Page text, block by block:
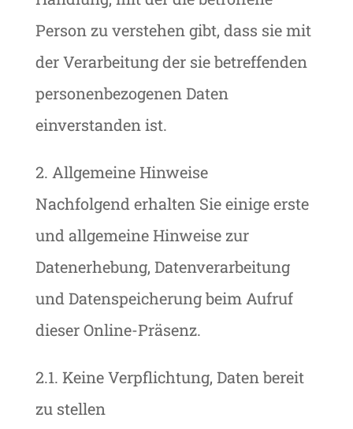
Person zu verstehen gibt, dass sie mit
der Verarbeitung der sie betreffenden
personenbezogenen Daten
einverstanden ist.
2. Allgemeine Hinweise
Nachfolgend erhalten Sie einige erste
und allgemeine Hinweise zur
Datenerhebung, Datenverarbeitung
und Datenspeicherung beim Aufruf
dieser Online-Präsenz.
2.1. Keine Verpflichtung, Daten bereit
zu stellen